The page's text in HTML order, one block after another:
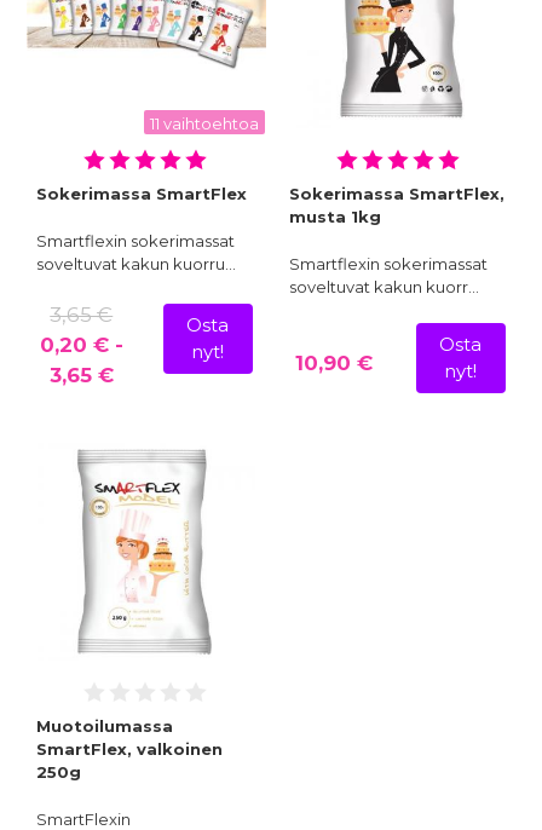
11 vaihtoehtoa
Sokerimassa SmartFlex
Smartflexin sokerimassat
soveltuvat kakun kuorru…
3,65 €
0,20 € -
3,65 €
Osta
nyt!
Sokerimassa SmartFlex,
musta 1kg
Smartflexin sokerimassat
soveltuvat kakun kuorr…
10,90 €
Osta
nyt!
Muotoilumassa
SmartFlex, valkoinen
250g
SmartFlexin